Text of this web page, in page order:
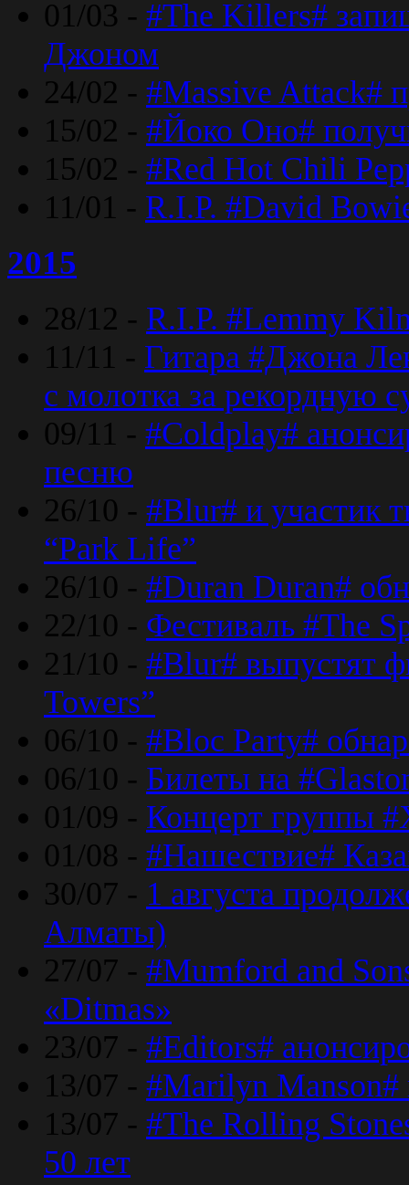
01/03 - #The Killers#
Джоном
24/02 - #Massive Attack#
15/02 - #Йоко Оно#
15/02 - #Red Hot Chili
11/01 - R.I.P. #David
2015
28/12 - R.I.P. #Lemmy
11/11 - Гитара #Джона
с молотка за рекордную
09/11 - #Coldplay#
песню
26/10 - #Blur# и участик
“Park Life”
26/10 - #Duran Duran#
22/10 - Фестиваль #The
21/10 - #Blur# выпустят
Towers”
06/10 - #Bloc Party#
06/10 - Билеты на
01/09 - Концерт группы
01/08 - #Нашествие#
30/07 - 1 августа
Алматы)
27/07 - #Mumford and
«Ditmas»
23/07 - #Editors#
13/07 - #Marilyn Manson#
13/07 - #The Rolling
50 лет